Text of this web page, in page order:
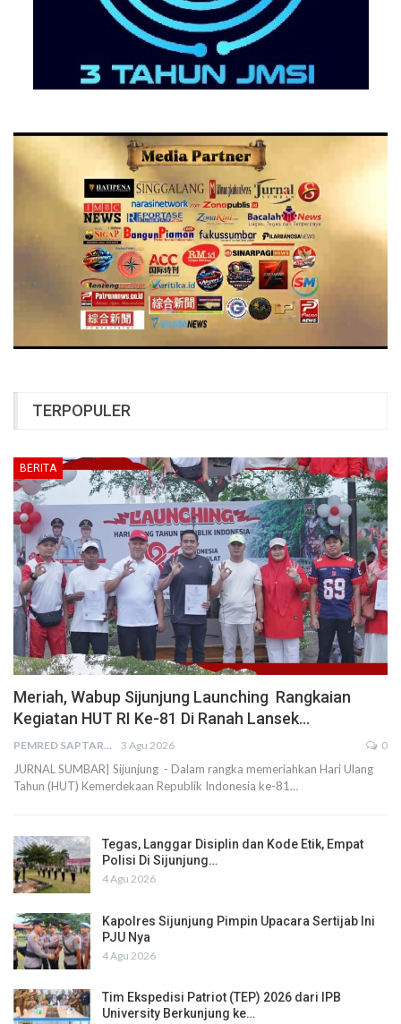
TERPOPULER
BERITA
Meriah, Wabup Sijunjung Launching Rangkaian
Kegiatan HUT RI Ke-81 Di Ranah Lansek…
PEMRED SAPTARIUS 3 Agu 2026 0
JURNAL SUMBAR| Sijunjung - Dalam rangka memeriahkan Hari Ulang
Tahun (HUT) Kemerdekaan Republik Indonesia ke-81…
Tegas, Langgar Disiplin dan Kode Etik, Empat
Polisi Di Sijunjung…
4 Agu 2026
Kapolres Sijunjung Pimpin Upacara Sertijab Ini
PJU Nya
4 Agu 2026
Tim Ekspedisi Patriot (TEP) 2026 dari IPB
University Berkunjung ke…